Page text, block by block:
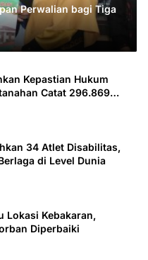
Perwalian bagi Tiga
Kepastian Hukum
Catat 296.869
34 Atlet Disabilitas,
di Level Dunia
Lokasi Kebakaran,
Diperbaiki